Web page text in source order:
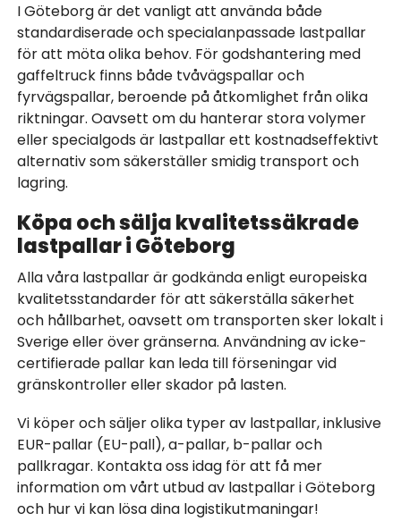
I Göteborg är det vanligt att använda både
standardiserade och specialanpassade lastpallar
för att möta olika behov. För godshantering med
gaffeltruck finns både tvåvägspallar och
fyrvägspallar, beroende på åtkomlighet från olika
riktningar. Oavsett om du hanterar stora volymer
eller specialgods är lastpallar ett kostnadseffektivt
alternativ som säkerställer smidig transport och
lagring.
Köpa och sälja kvalitetssäkrade
lastpallar i Göteborg
Alla våra lastpallar är godkända enligt europeiska
kvalitetsstandarder för att säkerställa säkerhet
och hållbarhet, oavsett om transporten sker lokalt i
Sverige eller över gränserna. Användning av icke-
certifierade pallar kan leda till förseningar vid
gränskontroller eller skador på lasten.
Vi köper och säljer olika typer av lastpallar, inklusive
EUR-pallar (EU-pall), a-pallar, b-pallar och
pallkragar. Kontakta oss idag för att få mer
information om vårt utbud av lastpallar i Göteborg
och hur vi kan lösa dina logistikutmaningar!